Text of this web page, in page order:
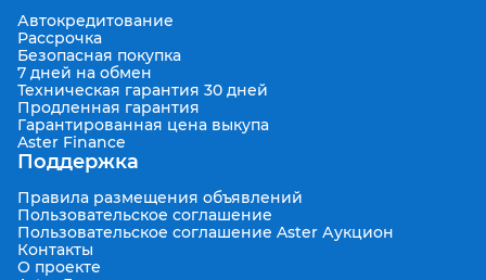
Автокредитование
Рассрочка
Безопасная покупка
7 дней на обмен
Техническая гарантия 30 дней
Продленная гарантия
Гарантированная цена выкупа
Aster Finance
Поддержка
Правила размещения объявлений
Пользовательское соглашение
Пользовательское соглашение Aster Аукцион
Контакты
О проекте